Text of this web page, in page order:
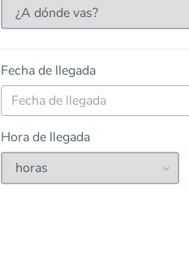
Fecha de llegada
Hora de llegada